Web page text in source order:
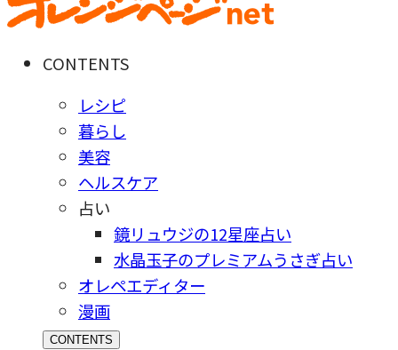
CONTENTS
レシピ
暮らし
美容
ヘルスケア
占い
鏡リュウジの12星座占い
水晶玉子のプレミアムうさぎ占い
オレペエディター
漫画
CONTENTS